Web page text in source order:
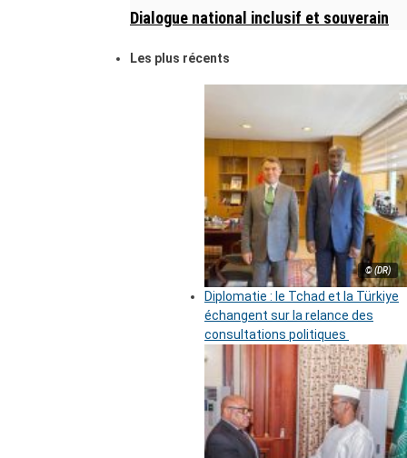
Dialogue national inclusif et souverain
Les plus récents
© (DR)
Diplomatie : le Tchad et la Türkiye
échangent sur la relance des
consultations politiques